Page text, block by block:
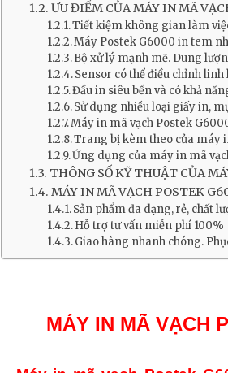
ƯU ĐIỂM CỦA MÁY IN MÃ
Tiết kiệm không gian làm
Máy Postek G6000 in tem
Bộ xử lý mạnh mẽ. Dung
Sensor có thể điều chỉnh linh
Đầu in siêu bền và có khả
Sử dụng nhiều loại giấy in,
Máy in mã vạch Postek
Trang bị kèm theo của máy
Ứng dụng của máy in mã
THÔNG SỐ KỸ THUẬT CỦA
MÁY IN MÃ VẠCH POSTEK
Sản phẩm đa dạng, rẻ, chất
Hỗ trợ tư vấn miễn phí 100%
Giao hàng nhanh chóng.
MÁY IN MÃ VẠCH